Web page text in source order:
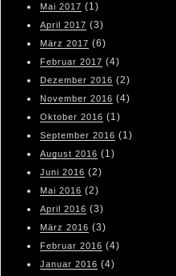
Mai 2017 (1)
April 2017 (3)
März 2017 (6)
Februar 2017 (4)
Dezember 2016 (2)
November 2016 (4)
Oktober 2016 (1)
September 2016 (1)
August 2016 (1)
Juni 2016 (2)
Mai 2016 (2)
April 2016 (3)
März 2016 (3)
Februar 2016 (4)
Januar 2016 (4)